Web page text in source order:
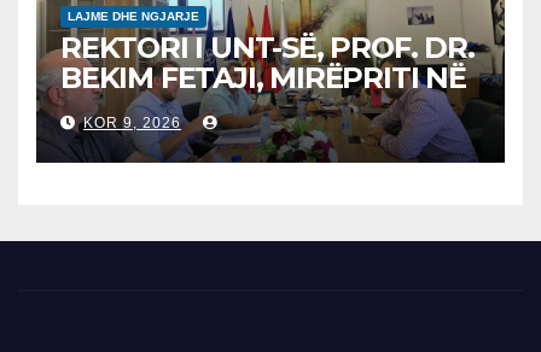
LAJME DHE NGJARJE
REKTORI I UNT-SË, PROF. DR.
BEKIM FETAJI, MIRËPRITI NË
TAKIM ZYRTAR DREJTORIN E
SH.A MEPSO, DR. BURIM
LATIFIN
KOR 9, 2026